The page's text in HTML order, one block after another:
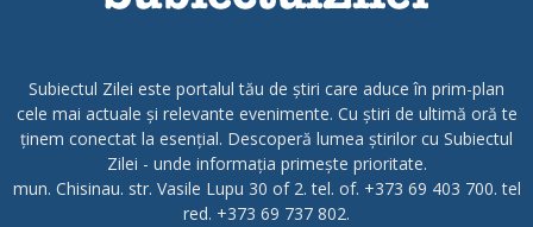
Subiectul Zilei este portalul tău de știri care aduce în prim-plan
cele mai actuale și relevante evenimente. Cu știri de ultimă oră te
ținem conectat la esențial. Descoperă lumea știrilor cu Subiectul
Zilei - unde informația primește prioritate.
mun. Chisinau. str. Vasile Lupu 30 of 2. tel. of. +373 69 403 700. tel
red. +373 69 737 802.